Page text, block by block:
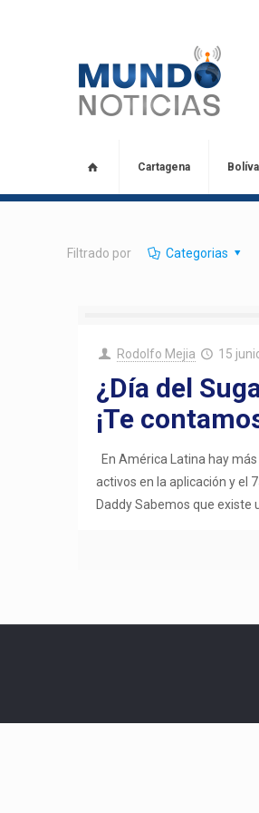
Cartagena
Filtrado por Categorias
Rodolfo Mejia 15
¿Día del
¡Te
En América Latina hay
activos en la aplicación y el
Daddy Sabemos que existe